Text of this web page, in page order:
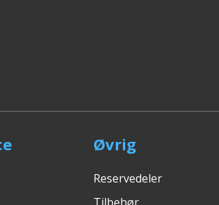
Øvrig
Reservedeler